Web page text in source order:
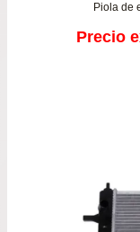
Piola de
Precio